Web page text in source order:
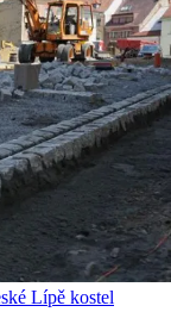
Lípě kostel